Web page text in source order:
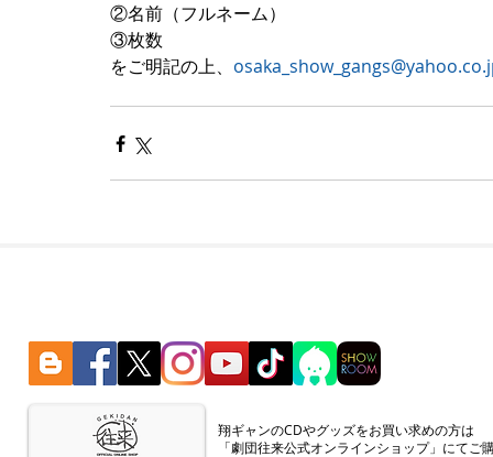
②名前（フルネーム）
③枚数
をご明記の上、
​翔ギャンのCDやグッズをお買い求めの方は
「劇団往来公式オンラインショップ」にてご